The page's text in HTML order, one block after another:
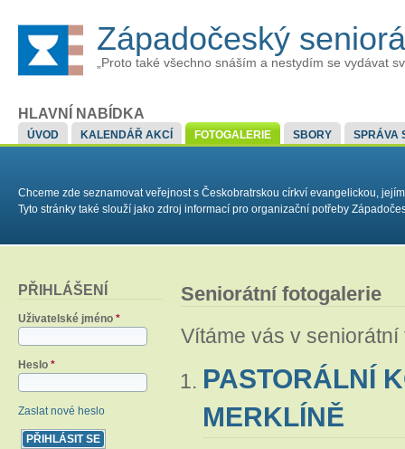
Západočeský
„Proto také všechno snáším a nestydím se vydávat
HLAVNÍ NABÍDKA
ÚVOD KALENDÁŘ AKCÍ FOTOGALERIE SBORY SPRÁVA
Chceme zde seznamovat veřejnost s Českobratrskou církví evangelickou,
Tyto stránky také slouží jako zdroj informací pro organizační potřeby
PŘIHLÁŠENÍ
Uživatelské jméno *
Heslo *
Zaslat nové heslo
Seniorátní fotogalerie
Vítáme vás v
PASTORÁLNÍ
MERKLÍNĚ